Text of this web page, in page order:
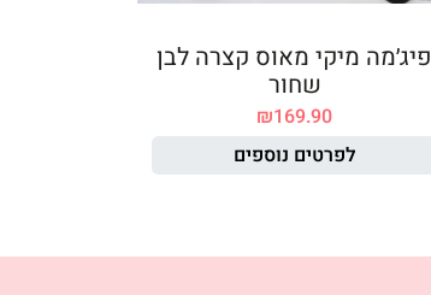
פיג׳מה מיקי מאוס קצרה לבן
שחור
₪169.90
לפרטים נוספים